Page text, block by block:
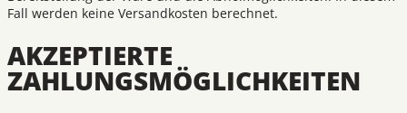
Fall werden keine Versandkosten berechnet.
AKZEPTIERTE
ZAHLUNGSMÖGLICHKEITEN